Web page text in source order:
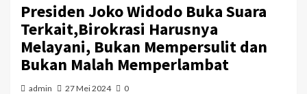
Presiden Joko Widodo Buka Suara
Terkait,Birokrasi Harusnya
Melayani, Bukan Mempersulit dan
Bukan Malah Memperlambat
admin 27 Mei 2024 0